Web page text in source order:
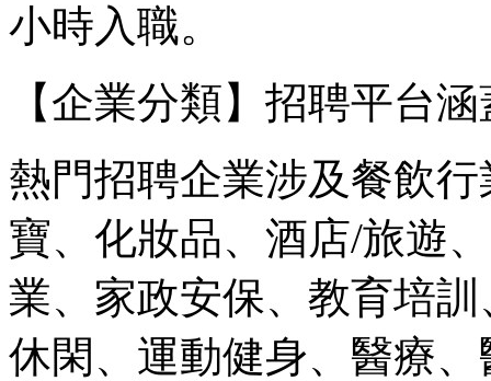
小時入職。
【企業分類】招聘平台
熱門招聘企業涉及餐飲
寶、化妝品、酒店/旅遊
業、家政安保、教育培
休閑、運動健身、醫療